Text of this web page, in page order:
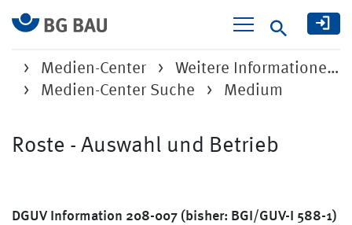
Suche
Medien-Center
Weitere Informatione…
Medien-Center Suche
Medium
Roste - Auswahl und Betrieb
DGUV Information 208-007 (bisher: BGI/GUV-I 588-1)